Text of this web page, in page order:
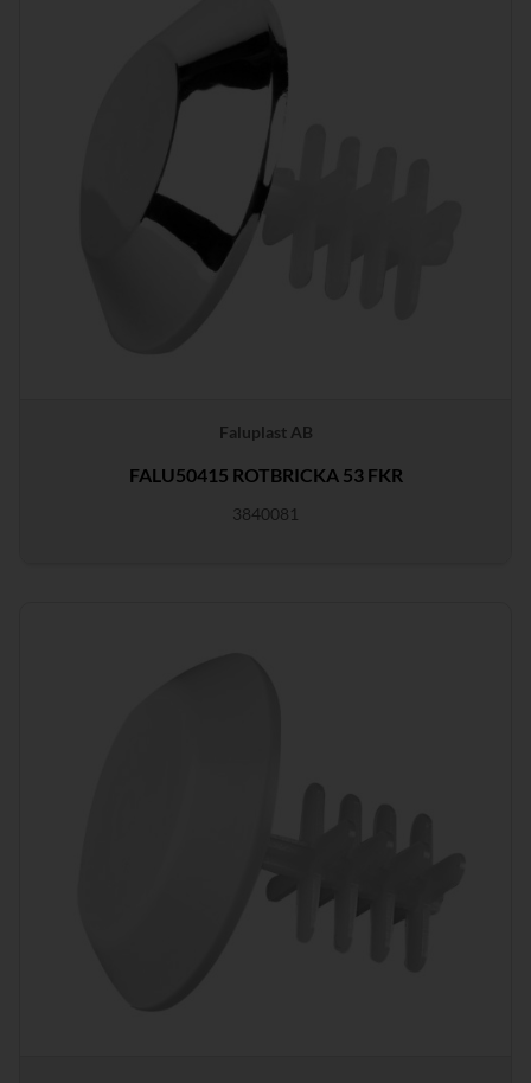
Faluplast AB
FALU50415 ROTBRICKA 53 FKR
3840081